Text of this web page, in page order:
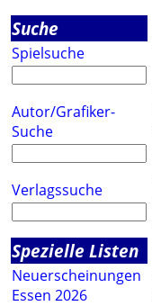
Suche
Spielsuche
Autor/Grafiker-
Suche
Verlagssuche
Spezielle Listen
Neuerscheinungen
Essen 2026